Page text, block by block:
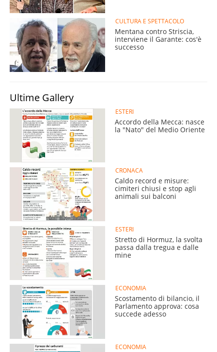
CULTURA E SPETTACOLO
Mentana contro Striscia,
interviene il Garante: cos'è
successo
Ultime Gallery
ESTERI
Accordo della Mecca: nasce
la "Nato" del Medio Oriente
CRONACA
Caldo record e misure:
cimiteri chiusi e stop agli
animali sui balconi
ESTERI
Stretto di Hormuz, la svolta
passa dalla tregua e dalle
mine
ECONOMIA
Scostamento di bilancio, il
Parlamento approva: cosa
succede adesso
ECONOMIA